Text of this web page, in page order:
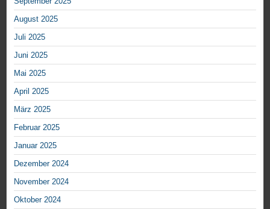
August 2025
Juli 2025
Juni 2025
Mai 2025
April 2025
März 2025
Februar 2025
Januar 2025
Dezember 2024
November 2024
Oktober 2024